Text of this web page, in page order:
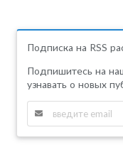
Подписка на RSS
Подпишитесь на
узнавать о новых